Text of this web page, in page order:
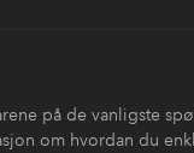
på de vanligste
om hvordan du